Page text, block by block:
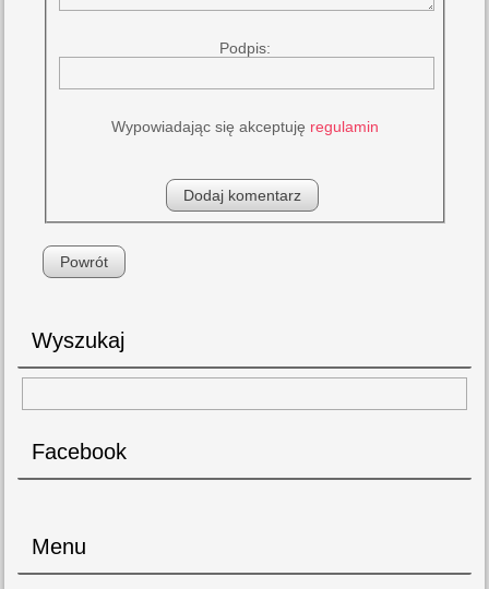
Podpis:
Wypowiadając się akceptuję regulamin
Powrót
Wyszukaj
Facebook
Menu